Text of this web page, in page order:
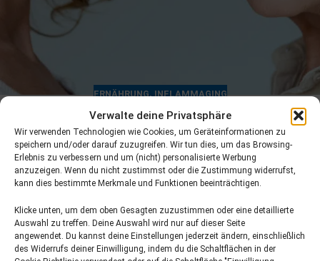
Verwalte deine Privatsphäre
Wir verwenden Technologien wie Cookies, um Geräteinformationen zu
speichern und/oder darauf zuzugreifen. Wir tun dies, um das Browsing-
Erlebnis zu verbessern und um (nicht) personalisierte Werbung
anzuzeigen. Wenn du nicht zustimmst oder die Zustimmung widerrufst,
kann dies bestimmte Merkmale und Funktionen beeinträchtigen.
Klicke unten, um dem oben Gesagten zuzustimmen oder eine detaillierte
Auswahl zu treffen. Deine Auswahl wird nur auf dieser Seite
angewendet. Du kannst deine Einstellungen jederzeit ändern, einschließlich
des Widerrufs deiner Einwilligung, indem du die Schaltflächen in der
ERNÄHRUNG,INFLAMMAGING
Inflammaging – Definition und was die
Ernährung dagegen tun kann
v.geurden
Der Begriff Inflammaging setzt sich aus den englischen
das Altern zusammen. Er beschreibt den Anstieg von
entzündungsfördernden Botenstoffen im älter
werdenden Körper, der als mitverantwortlich für viele